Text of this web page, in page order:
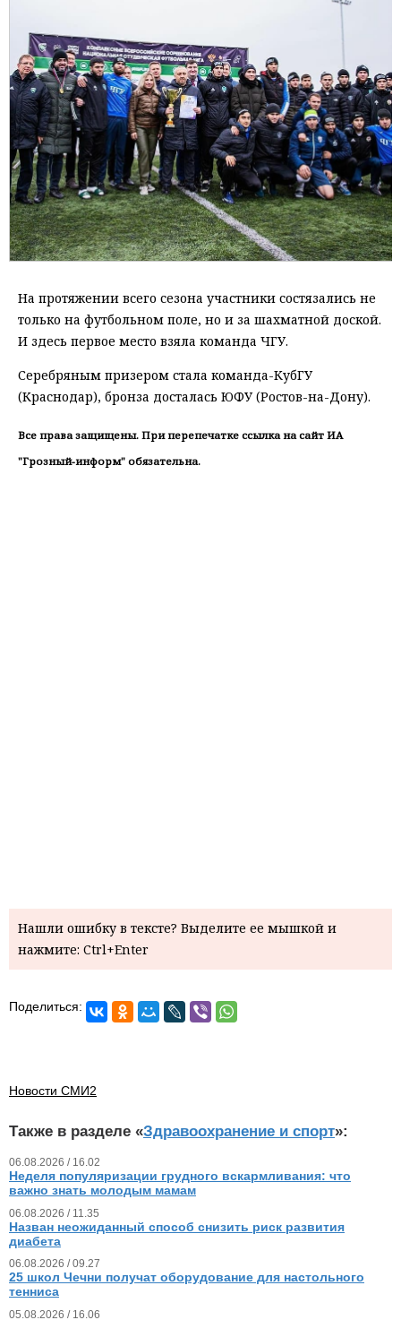
На протяжении всего сезона участники состязались не
только на футбольном поле, но и за шахматной доской.
И здесь первое место взяла команда ЧГУ.
Серебряным призером стала команда-КубГУ
(Краснодар), бронза досталась ЮФУ (Ростов-на-Дону).
Все права защищены. При перепечатке ссылка на сайт ИА
"Грозный-информ" обязательна.
Нашли ошибку в тексте? Выделите ее мышкой и
нажмите: Ctrl+Enter
Поделиться:
Новости СМИ2
Также в разделе «Здравоохранение и спорт»:
06.08.2026 / 16.02
Неделя популяризации грудного вскармливания: что
важно знать молодым мамам
06.08.2026 / 11.35
Назван неожиданный способ снизить риск развития
диабета
06.08.2026 / 09.27
25 школ Чечни получат оборудование для настольного
тенниса
05.08.2026 / 16.06